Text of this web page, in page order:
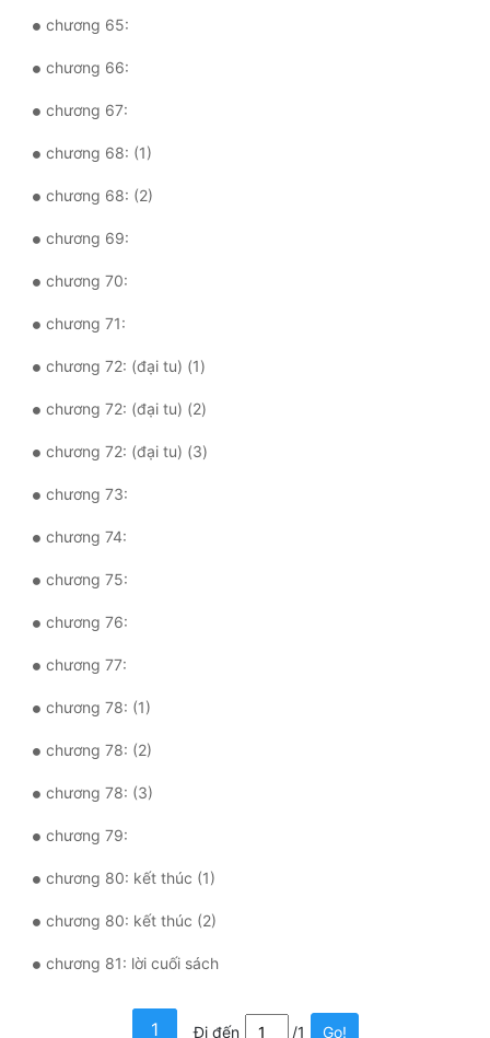
chương 65:
chương 66:
chương 67:
chương 68: (1)
chương 68: (2)
chương 69:
chương 70:
chương 71:
chương 72: (đại tu) (1)
chương 72: (đại tu) (2)
chương 72: (đại tu) (3)
chương 73:
chương 74:
chương 75:
chương 76:
chương 77:
chương 78: (1)
chương 78: (2)
chương 78: (3)
chương 79:
chương 80: kết thúc (1)
chương 80: kết thúc (2)
chương 81: lời cuối sách
1 Đi đến /1 Go!